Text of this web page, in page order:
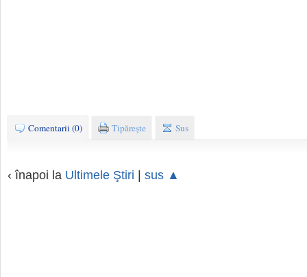
Comentarii (0) Tipăreşte Sus
‹ înapoi la Ultimele Ştiri sus ▲